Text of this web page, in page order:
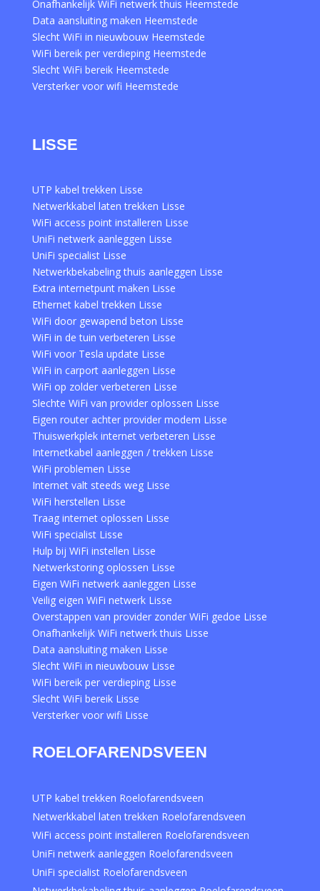
Onafhankelijk WiFi netwerk thuis Heemstede
Data aansluiting maken Heemstede
Slecht WiFi in nieuwbouw Heemstede
WiFi bereik per verdieping Heemstede
Slecht WiFi bereik Heemstede
Versterker voor wifi Heemstede
LISSE
UTP kabel trekken Lisse
Netwerkkabel laten trekken Lisse
WiFi access point installeren Lisse
UniFi netwerk aanleggen Lisse
UniFi specialist Lisse
Netwerkbekabeling thuis aanleggen Lisse
Extra internetpunt maken Lisse
Ethernet kabel trekken Lisse
WiFi door gewapend beton Lisse
WiFi in de tuin verbeteren Lisse
WiFi voor Tesla update Lisse
WiFi in carport aanleggen Lisse
WiFi op zolder verbeteren Lisse
Slechte WiFi van provider oplossen Lisse
Eigen router achter provider modem Lisse
Thuiswerkplek internet verbeteren Lisse
Internetkabel aanleggen / trekken Lisse
WiFi problemen Lisse
Internet valt steeds weg Lisse
WiFi herstellen Lisse
Traag internet oplossen Lisse
WiFi specialist Lisse
Hulp bij WiFi instellen Lisse
Netwerkstoring oplossen Lisse
Eigen WiFi netwerk aanleggen Lisse
Veilig eigen WiFi netwerk Lisse
Overstappen van provider zonder WiFi gedoe Lisse
Onafhankelijk WiFi netwerk thuis Lisse
Data aansluiting maken Lisse
Slecht WiFi in nieuwbouw Lisse
WiFi bereik per verdieping Lisse
Slecht WiFi bereik Lisse
Versterker voor wifi Lisse
ROELOFARENDSVEEN
UTP kabel trekken Roelofarendsveen
Netwerkkabel laten trekken Roelofarendsveen
WiFi access point installeren Roelofarendsveen
UniFi netwerk aanleggen Roelofarendsveen
UniFi specialist Roelofarendsveen